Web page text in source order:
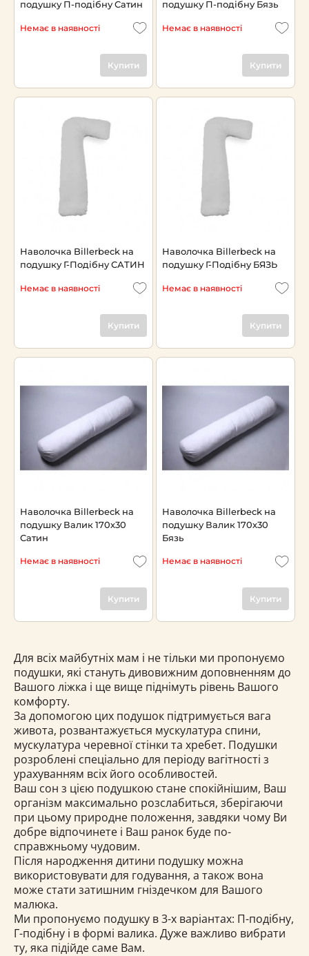
подушку П-подібну Сатин
Немає в наявності
Купити
подушку П-подібну Бязь
Немає в наявності
Купити
Наволочка Billerbeck на
подушку Г-Подібну САТИН
Немає в наявності
Купити
Наволочка Billerbeck на
подушку Г-Подібну БЯЗЬ
Немає в наявності
Купити
Наволочка Billerbeck на
подушку Валик 170х30
Сатин
Немає в наявності
Купити
Наволочка Billerbeck на
подушку Валик 170х30
Бязь
Немає в наявності
Купити
Для всіх майбутніх мам і не тільки ми пропонуємо
подушки, які стануть дивовижним доповненням до
Вашого ліжка і ще вище піднімуть рівень Вашого
комфорту.
За допомогою цих подушок підтримується вага
живота, розвантажується мускулатура спини,
мускулатура черевної стінки та хребет. Подушки
розроблені спеціально для періоду вагітності з
урахуванням всіх його особливостей.
Ваш сон з цією подушкою стане спокійнішим, Ваш
організм максимально розслабиться, зберігаючи
при цьому природне положення, завдяки чому Ви
добре відпочинете і Ваш ранок буде по-
справжньому чудовим.
Після народження дитини подушку можна
використовувати для годування, а також вона
може стати затишним гніздечком для Вашого
малюка.
Ми пропонуємо подушку в 3-х варіантах: П-подібну,
Г-подібну і в формі валика. Дуже важливо вибрати
ту, яка підійде саме Вам.